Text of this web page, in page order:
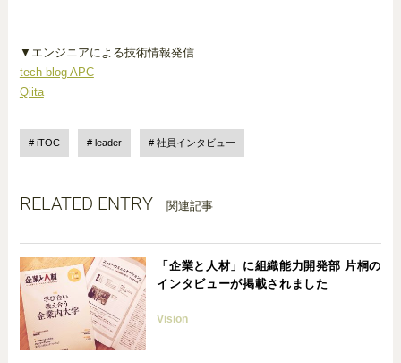
▼エンジニアによる技術情報発信
tech blog APC
Qiita
iTOC leader 社員インタビュー
RELATED ENTRY 関連記事
「企業と人材」に組織能力開発部 片桐の
インタビューが掲載されました
Vision